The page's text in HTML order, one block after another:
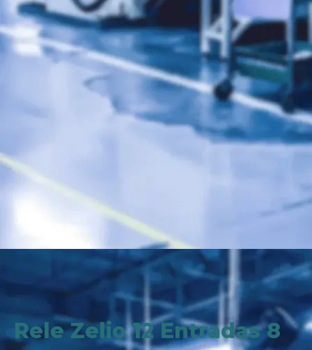
Rele Zelio 12 Entradas 8